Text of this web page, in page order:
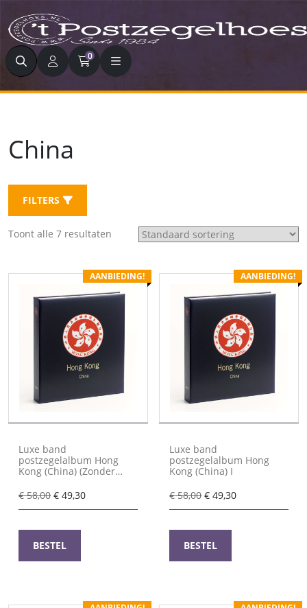
Zoeken 0
China
FILTERS
Toont alle 7 resultaten
AANBIEDING!
Luxe band
postzegelalbum Hong
Kong (China) (Zonder
€58,00 Oorspronkelijke
prijs
€ 58,00.
€ 49,30Huidige
prijs
BESTEL
AANBIEDING!
Luxe band
postzegelalbum Hong
Kong (China) I
€58,00Oorspronkelijke
prijs
€ 58,00.
€ 49,30Huidige
prijs
BESTEL